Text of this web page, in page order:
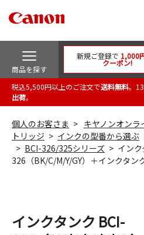
商品を探す
新規ご登録で 1,000
クーポン!
税込5,500円以上のご注文で送料無料。
出荷。
個人のお客さま キヤノンオンラ
トリッジ
インクの型番から選ぶ
BCI-326/325シリーズ
イン
326（BK/C/M/Y/GY）＋インクタン
インクタンク BCI-